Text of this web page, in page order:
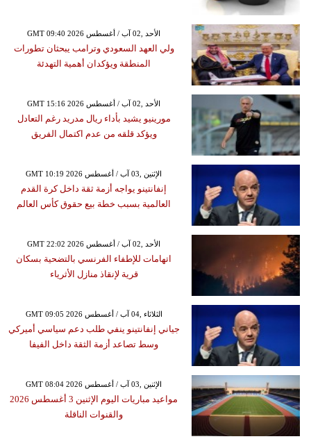
GMT 09:40 2026 الأحد ,02 آب / أغسطس
ولي العهد السعودي وترامب يبحثان تطورات
المنطقة ويؤكدان أهمية التهدئة
GMT 15:16 2026 الأحد ,02 آب / أغسطس
مورينيو يشيد بأداء ريال مدريد رغم التعادل
ويؤكد قلقه من عدم اكتمال الفريق
GMT 10:19 2026 الإثنين ,03 آب / أغسطس
إنفانتينو يواجه أزمة ثقة داخل كرة القدم
العالمية بسبب خطة بيع حقوق كأس العالم
GMT 22:02 2026 الأحد ,02 آب / أغسطس
اتهامات للإطفاء الفرنسي بالتضحية بسكان
قرية لإنقاذ منازل الأثرياء
GMT 09:05 2026 الثلاثاء ,04 آب / أغسطس
جياني إنفانتينو ينفي طلب دعم سياسي أميركي
وسط تصاعد أزمة الثقة داخل الفيفا
GMT 08:04 2026 الإثنين ,03 آب / أغسطس
مواعيد مباريات اليوم الإثنين 3 أغسطس 2026
والقنوات الناقلة